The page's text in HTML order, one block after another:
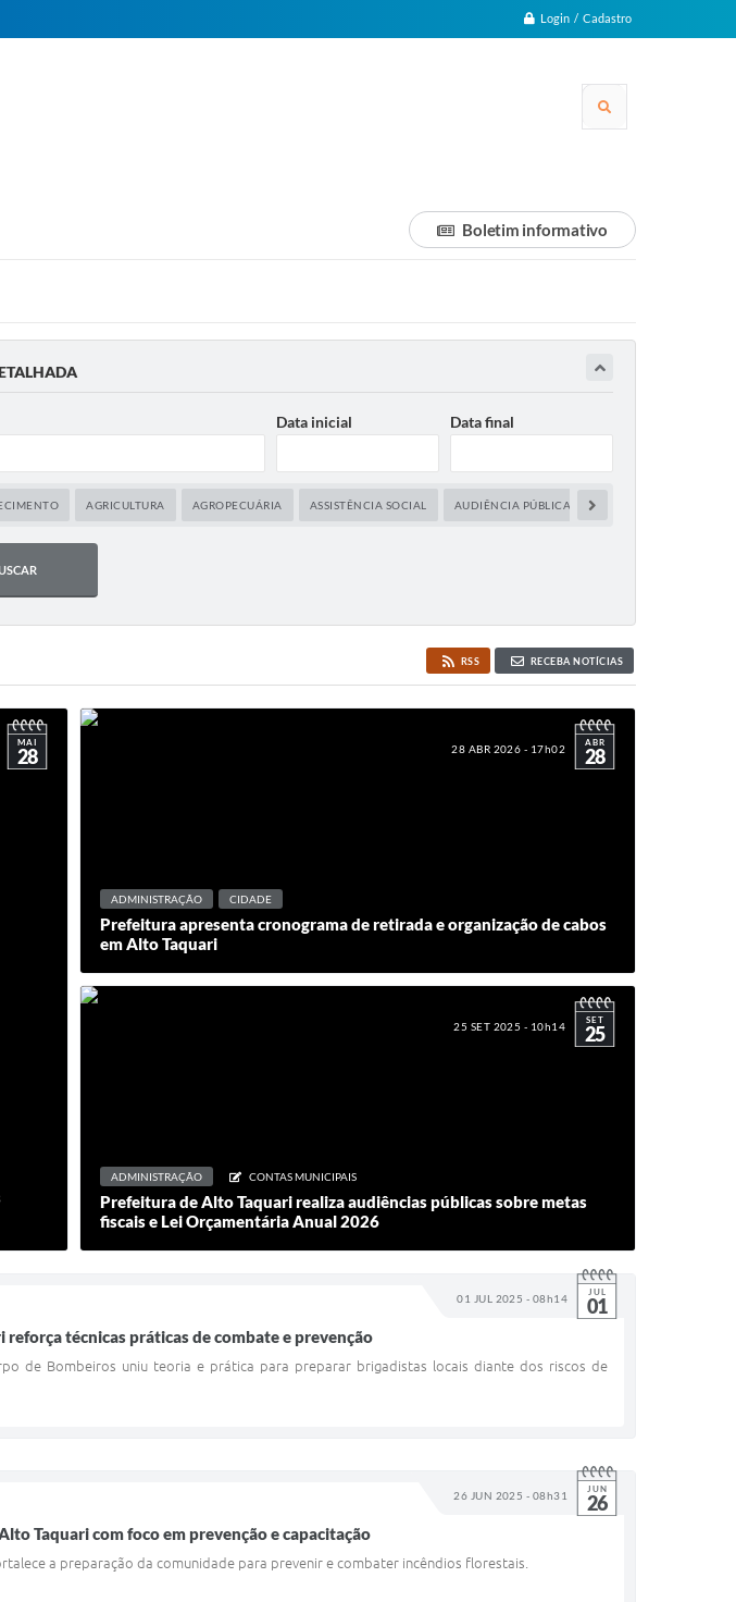
Login / Cadastro
Boletim informativo
Data inicial Data final
AGRICULTURA AGROPECUÁRIA ASSISTÊNCIA SOCIAL AUDIÊNCIA PÚBLICA
RSS RECEBA NOTÍCIAS
MAI
28 28 ABR 2026 - 17h02 ABR
28
ADMINISTRAÇÃO CIDADE
Prefeitura apresenta cronograma de retirada e organização de cabos
em Alto Taquari
25 SET 2025 - 10h14 SET
25
ADMINISTRAÇÃO CONTAS MUNICIPAIS
Prefeitura de Alto Taquari realiza audiências públicas sobre metas
fiscais e Lei Orçamentária Anual 2026
01 JUL 2025 - 08h14 JUL
01
técnicas práticas de combate e prevenção
de Bombeiros uniu teoria e prática para preparar brigadistas locais diante dos riscos de
26 JUN 2025 - 08h31 JUN
26
Taquari com foco em prevenção e capacitação
a preparação da comunidade para prevenir e combater incêndios florestais.